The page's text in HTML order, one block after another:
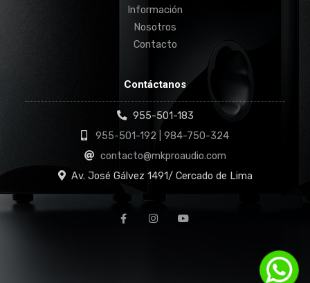
Información
Nosotros
Contacto
Contáctanos
955-501-183
955-501-192 | 984-750-324
contacto@mkproaudio.com
Av. José Gálvez 1491/ Cercado de Lima